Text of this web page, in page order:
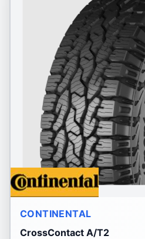
CONTINENTAL
CrossContact A/T2